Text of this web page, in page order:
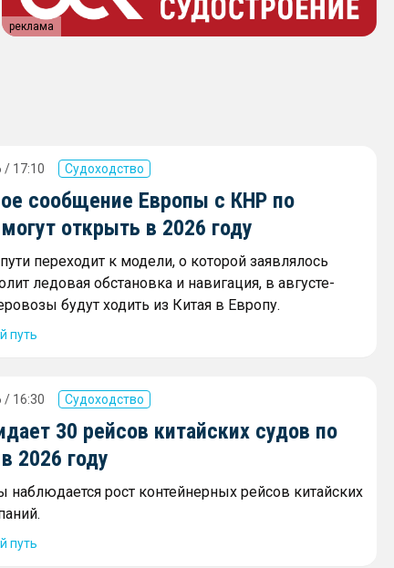
реклама
/ 17:10 Судоходство
сообщение Европы с КНР по
открыть в 2026 году
переходит к модели, о которой заявлялось
ледовая обстановка и навигация, в августе-
будут ходить из Китая в Европу.
путь
/ 16:30 Судоходство
30 рейсов китайских судов по
2026 году
наблюдается рост контейнерных рейсов китайских
путь